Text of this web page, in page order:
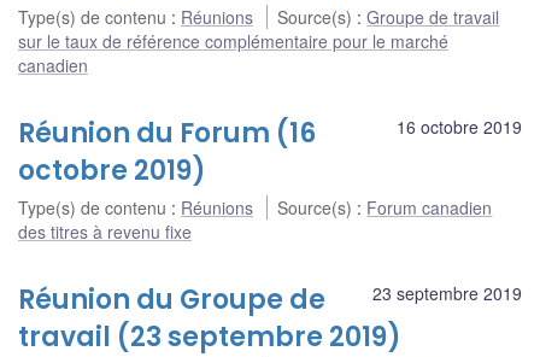
Type(s) de contenu : Réunions Source(s) :Groupe de travail
sur le taux de référence complémentaire pour le marché
canadien
16 octobre 2019
Réunion du Forum (16
octobre 2019)
Type(s) de contenu : Réunions Source(s) : Forum canadien
des titres à revenu fixe
23 septembre 2019
Réunion du Groupe de
travail (23 septembre 2019)